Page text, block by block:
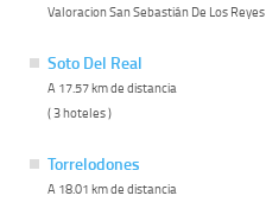
Valoracion San Sebastián De Los Reyes
Soto Del Real
A 17.57 km de distancia
( 3 hoteles )
Torrelodones
A 18.01 km de distancia